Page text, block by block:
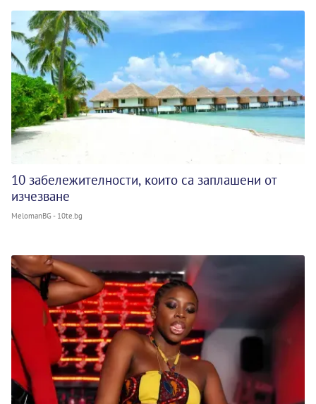
10 забележителности, които са заплашени от
изчезване
MelomanBG - 10te.bg